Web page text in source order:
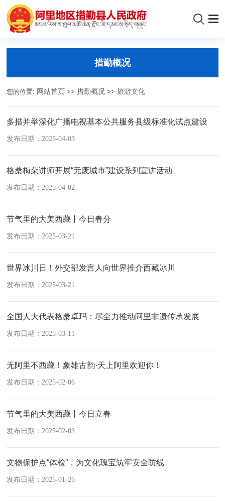
措勤概况
您的位置: 网站首页 >>措勤概况 >>旅游文化
多措并举深化广播电视基本公共服务县级标准化试点建设
发布日期：2025-04-03
格桑梅朵讲师开展“无废城市”建设系列宣讲活动
发布日期：2025-04-02
节气里的大美西藏丨今日春分
发布日期：2025-03-21
世界冰川日！外交部发言人向世界推介西藏冰川
发布日期：2025-03-21
全国人大代表格桑卓玛：尽全力推动阿里非遗传承发展
发布日期：2025-03-11
无阿里不西藏！象雄古韵·天上阿里欢迎你！
发布日期：2025-02-06
节气里的大美西藏丨今日立春
发布日期：2025-02-03
文物保护点“体检”，为文化瑰宝筑牢安全防线
发布日期：2025-01-26